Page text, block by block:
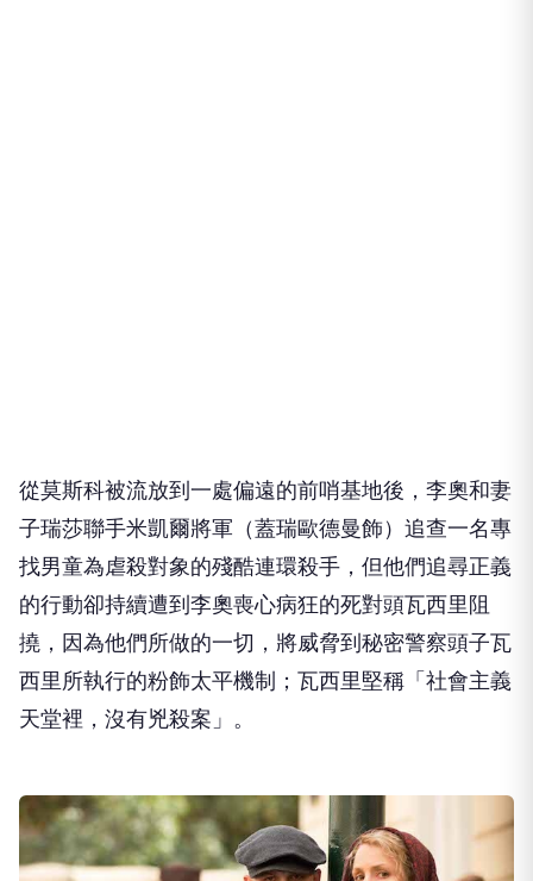
從莫斯科被流放到一處偏遠的前哨基地後，李奧和妻
子瑞莎聯手米凱爾將軍（蓋瑞歐德曼飾）追查一名專
找男童為虐殺對象的殘酷連環殺手，但他們追尋正義
的行動卻持續遭到李奧喪心病狂的死對頭瓦西里阻
撓，因為他們所做的一切，將威脅到秘密警察頭子瓦
西里所執行的粉飾太平機制；瓦西里堅稱「社會主義
天堂裡，沒有兇殺案」。